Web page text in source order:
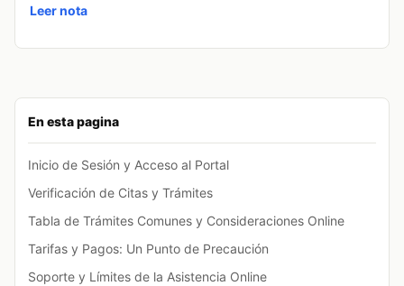
En esta pagina
Inicio de Sesión y Acceso al Portal
Verificación de Citas y Trámites
Tabla de Trámites Comunes y Consideraciones Online
Tarifas y Pagos: Un Punto de Precaución
Soporte y Límites de la Asistencia Online
Leer nota